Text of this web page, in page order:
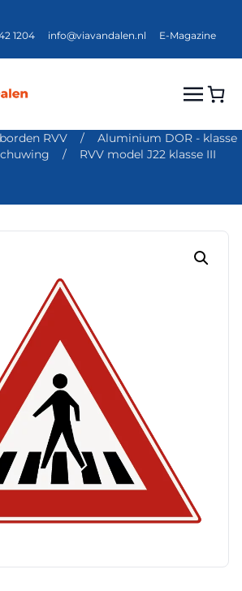
1204 info@viavandalen.nl E-Magazine
RVV /
Aluminium DOR - klasse
/
RVV model J22 klasse III